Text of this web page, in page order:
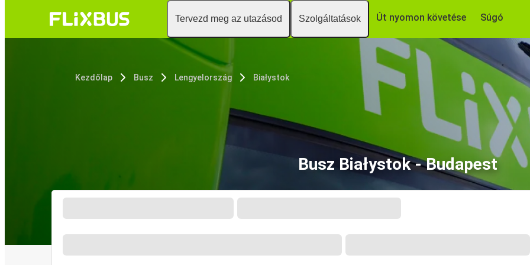
Tervezd meg az utazásod Szolgáltatások Út nyomon követése Súgó
Kezdőlap Busz Lengyelország Białystok
Busz Białystok - Budapest